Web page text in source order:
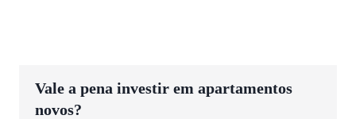
Vale a pena investir em apartamentos
novos?